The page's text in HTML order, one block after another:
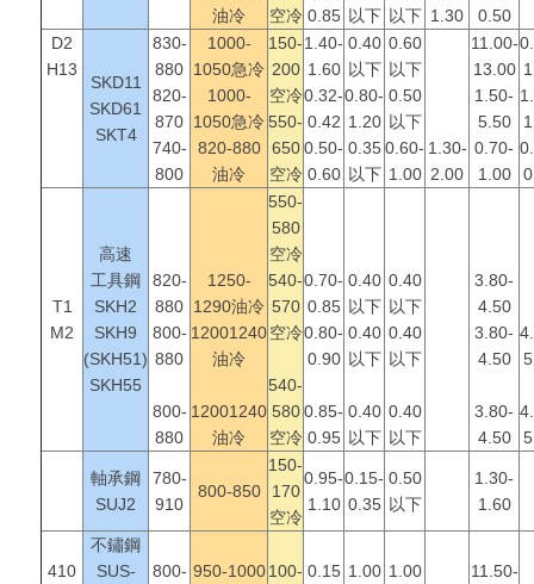
油冷
空冷 0.85 以下 以下 1.30
0.50
D2
H13
SKD11
SKD61
SKT4
830-
880
820-
870
740-
800
1000-
1050急冷
1000-
1050急冷
820-880
油冷
150-
200
空冷
550-
650
空冷
1.40-
1.60
0.32-
0.42
0.50-
0.60
0.40
以下
0.80-
1.20
0.35
以下
0.60
以下
0.50
以下
0.60-
1.00
1.30-
2.00
11.00-
13.00
1.50-
5.50
0.70-
1.00
T1
M2
高速
工具鋼
SKH2
SKH9
(SKH51)
SKH55
820-
880
800-
880
800-
880
1250-
1290油冷
12001240
油冷
12001240
油冷
550-
580
空冷
540-
570
空冷
540-
580
空冷
0.70-
0.85
0.80-
0.90
0.85-
0.95
0.40
以下
0.40
以下
0.40
以下
0.40
以下
0.40
以下
0.40
以下
3.80-
4.50
3.80-
4.50
3.80-
4.50
軸承鋼
SUJ2
780-
910
800-850
150-
170
空冷
0.95-
1.10
0.15-
0.35
0.50
以下
1.30-
1.60
410
不鏽鋼
SUS-
800- 950-1000 100- 0.15 1.00 1.00
11.50-